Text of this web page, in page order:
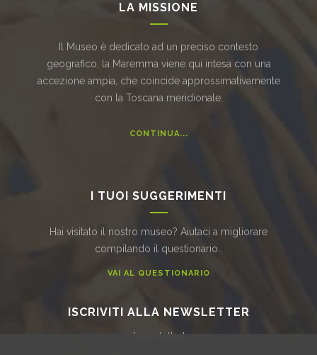
LA MISSIONE
Il Museo è dedicato ad un preciso contesto
geografico, la Maremma viene qui intesa con una
accezione ampia, che coincide approssimativamente
con la Toscana meridionale.
CONTINUA...
I TUOI SUGGERIMENTI
Hai visitato il nostro museo? Aiutaci a migliorare
compilando il questionario..
VAI AL QUESTIONARIO
ISCRIVITI ALLA NEWSLETTER
[newsletter]